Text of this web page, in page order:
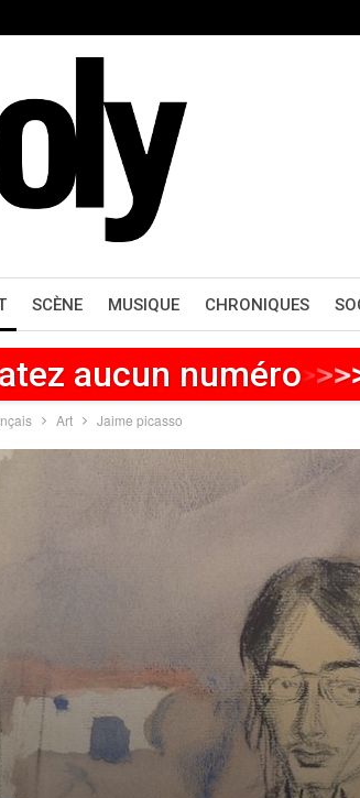
SCÈNE MUSIQUE CHRONIQUES
aucun numéro>>>
Art Jaime picasso